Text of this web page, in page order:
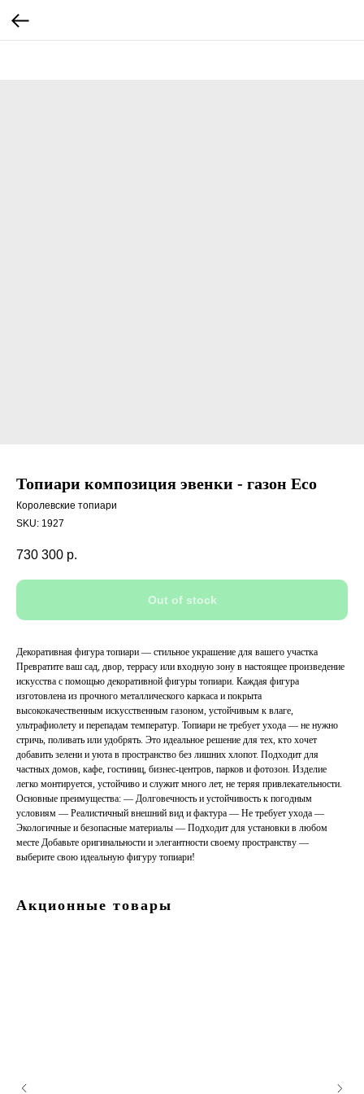
Топиари композиция эвенки - газон Eco
Королевские топиари
SKU: 1927
730 300 р.
Out of stock
Декоративная фигура топиари — стильное украшение для вашего участка
Превратите ваш сад, двор, террасу или входную зону в настоящее произведение
искусства с помощью декоративной фигуры топиари. Каждая фигура
изготовлена из прочного металлического каркаса и покрыта
высококачественным искусственным газоном, устойчивым к влаге,
ультрафиолету и перепадам температур. Топиари не требует ухода — не нужно
стричь, поливать или удобрять. Это идеальное решение для тех, кто хочет
добавить зелени и уюта в пространство без лишних хлопот. Подходит для
частных домов, кафе, гостиниц, бизнес-центров, парков и фотозон. Изделие
легко монтируется, устойчиво и служит много лет, не теряя привлекательности.
Основные преимущества: — Долговечность и устойчивость к погодным
условиям — Реалистичный внешний вид и фактура — Не требует ухода —
Экологичные и безопасные материалы — Подходит для установки в любом
месте Добавьте оригинальности и элегантности своему пространству —
выберите свою идеальную фигуру топиари!
Акционные товары